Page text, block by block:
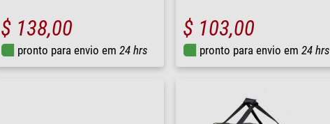
$ 138,00
pronto para envio em 24 hrs
$ 103,00
pronto para envio em 24 hrs